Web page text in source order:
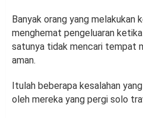
Banyak orang yang melakukan
menghemat pengeluaran
satunya tidak mencari tempat
aman.
Itulah beberapa kesalahan
oleh mereka yang pergi solo